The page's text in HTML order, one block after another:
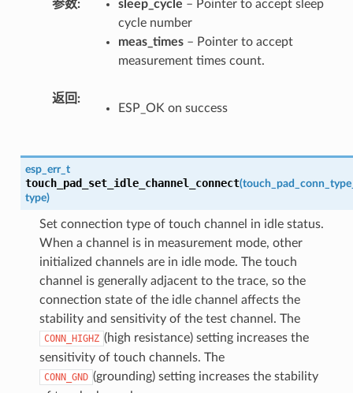
参数 sleep_cycle – Pointer to accept sleep
cycle number
meas_times– Pointer to accept
measurement times count.
返回
ESP_OK on success
esp_err_t
touch_pad_set_idle_channel_connect(
type)
Set connection type of touch channel in idle status.
When a channel is in measurement mode, other
initialized channels are in idle mode. The touch
channel is generally adjacent to the trace, so the
connection state of the idle channel affects the
stability and sensitivity of the test channel. The
CONN_HIGHZ (high resistance) setting increases the
sensitivity of touch channels. The
CONN_GND (grounding) setting increases the stability